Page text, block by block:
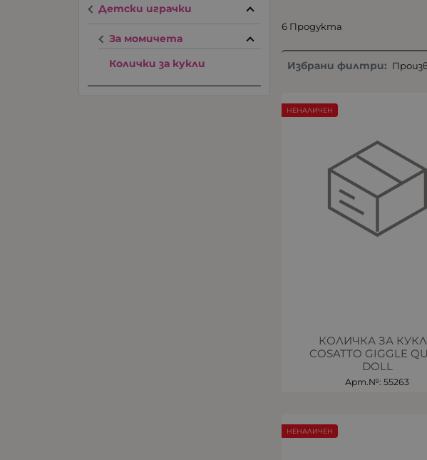
6 Продукта
Избрани филтри:
КОЛИЧКА ЗА
COSATTO GIGGLE
DOLL
Арт.№: 55263
НЕНАЛИЧЕН
НЕНАЛИЧЕН
Детски играчки
За момичета
Колички за кукли